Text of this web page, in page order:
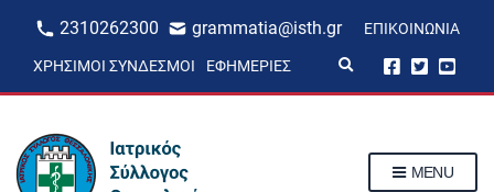
2310262300 grammatia@isth.gr ΕΠΙΚΟΙΝΩΝΊΑ
ΧΡΉΣΙΜΟΙ ΣΎΝΔΕΣΜΟΙ ΕΦΗΜΕΡΊΕΣ
p
MENU